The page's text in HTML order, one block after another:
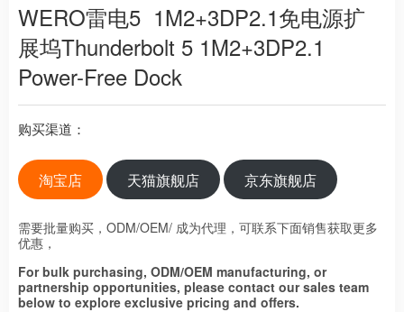
WERO雷电5 1M2+3DP2.1免电源扩
展坞Thunderbolt 5 1M2+3DP2.1
Power-Free Dock
购买渠道：
淘宝店 天猫旗舰店 京东旗舰店
需要批量购买，ODM/OEM/ 成为代理，可联系下面销售获取更多
优惠，
For bulk purchasing, ODM/OEM manufacturing, or
partnership opportunities, please contact our sales team
below to explore exclusive pricing and offers.